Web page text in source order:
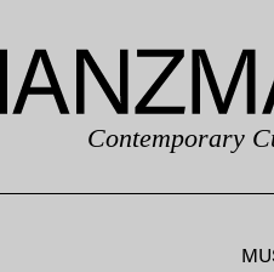
Contemporary